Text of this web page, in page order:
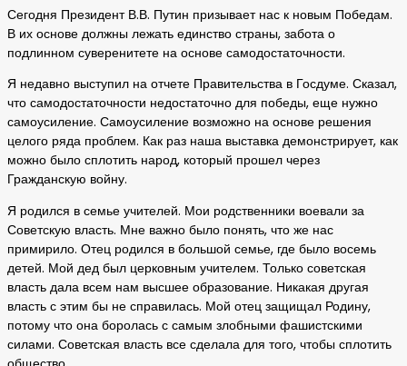
Сегодня Президент В.В. Путин призывает нас к новым Победам.
В их основе должны лежать единство страны, забота о
подлинном суверенитете на основе самодостаточности.
Я недавно выступил на отчете Правительства в Госдуме. Сказал,
что самодостаточности недостаточно для победы, еще нужно
самоусиление. Самоусиление возможно на основе решения
целого ряда проблем. Как раз наша выставка демонстрирует, как
можно было сплотить народ, который прошел через
Гражданскую войну.
Я родился в семье учителей. Мои родственники воевали за
Советскую власть. Мне важно было понять, что же нас
примирило. Отец родился в большой семье, где было восемь
детей. Мой дед был церковным учителем. Только советская
власть дала всем нам высшее образование. Никакая другая
власть с этим бы не справилась. Мой отец защищал Родину,
потому что она боролась с самым злобными фашистскими
силами. Советская власть все сделала для того, чтобы сплотить